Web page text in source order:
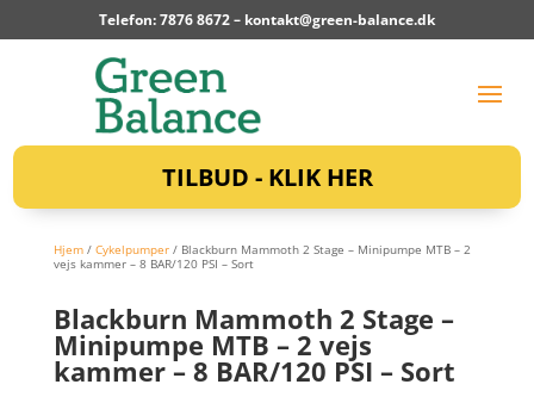
Telefon: 7876 8672 – kontakt@green-balance.dk
TILBUD - KLIK HER
Hjem/ Cykelpumper/ Blackburn Mammoth 2 Stage – Minipumpe MTB – 2
vejs kammer – 8 BAR/120 PSI – Sort
Blackburn Mammoth 2 Stage –
Minipumpe MTB – 2 vejs
kammer – 8 BAR/120 PSI – Sort